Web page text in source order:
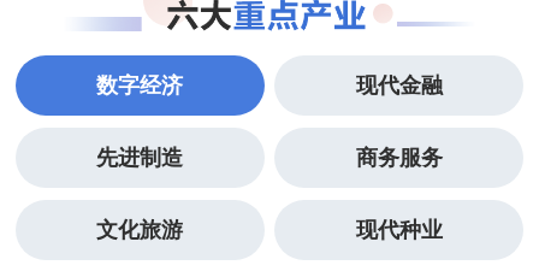
数字经济 现代金融
先进制造 商务服务
文化旅游 现代种业